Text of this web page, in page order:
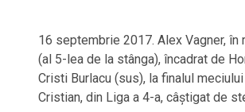
16 septembrie 2017. Alex Vagner, în
(al 5-lea de la stânga), încadrat de
Cristi Burlacu (sus), la finalul
Cristian, din Liga a 4-a, câștigat de